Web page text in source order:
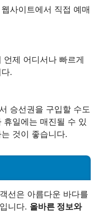
사이트에서 직접 예매
언제 어디서나 빠르게
.
승선권을 구입할 수도
휴일에는 매진될 수 있
것이 좋습니다.
선은 아름다운 바다를
니다. 올바른 정보와